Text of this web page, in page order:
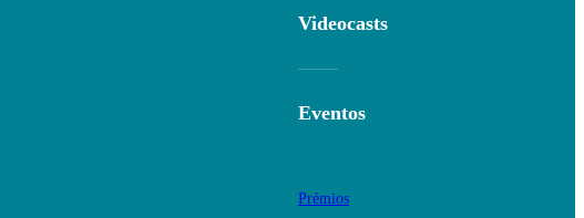
Videocasts
Eventos
Prémios